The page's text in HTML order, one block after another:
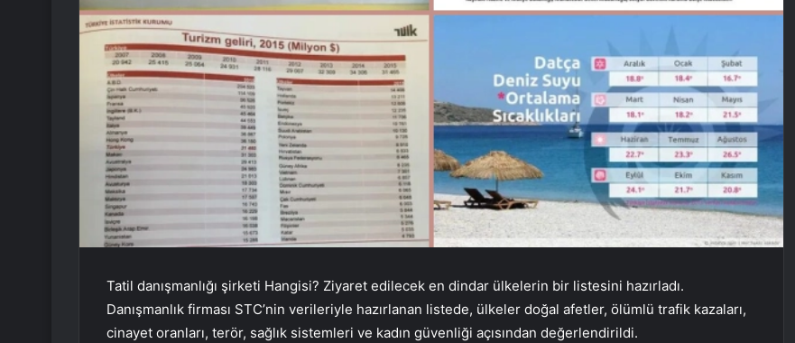
Tatil danışmanlığı şirketi Hangisi? Ziyaret edilecek en dindar ülkelerin bir listesini hazırladı.
Danışmanlık firması STC’nin verileriyle hazırlanan listede, ülkeler doğal afetler, ölümlü trafik kazaları,
cinayet oranları, terör, sağlık sistemleri ve kadın güvenliği açısından değerlendirildi.